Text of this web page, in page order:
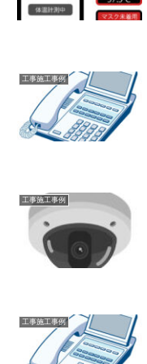
工事施工事例
工事施工事例
工事施工事例